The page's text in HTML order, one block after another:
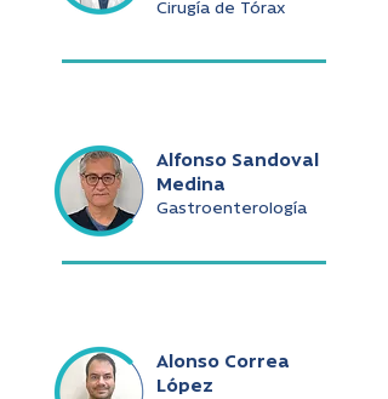
Cirugía de Tórax
Alfonso Sandoval
Medina
Gastroenterología
Alonso Correa
López